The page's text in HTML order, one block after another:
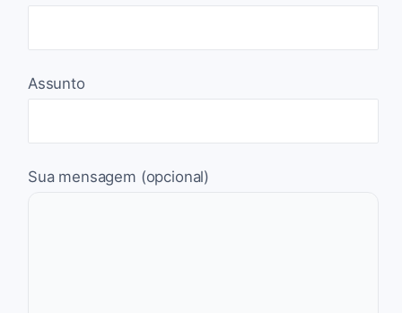
Assunto
Sua mensagem (opcional)